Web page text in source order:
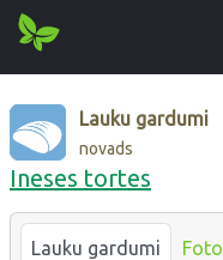
Lauku gardumi
novads
Ineses tortes
Lauku gardumi Foto